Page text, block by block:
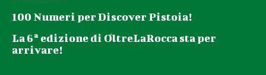
100 Numeri per Discover Pistoia!
La 6ª edizione di OltreLaRocca sta per
arrivare!